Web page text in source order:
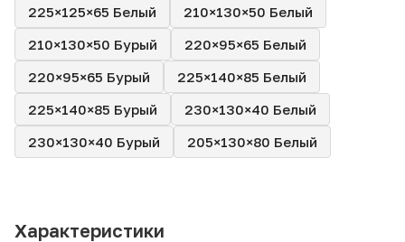
225×125×65 Белый
210×130×50 Белый
210×130×50 Бурый
220×95×65 Белый
220×95×65 Бурый
225×140×85 Белый
225×140×85 Бурый
230×130×40 Белый
230×130×40 Бурый
205×130×80 Белый
Характеристики